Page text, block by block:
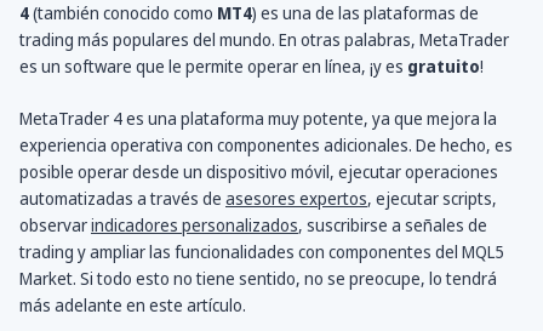
4(también conocido como MT4) es una de las plataformas de
trading más populares del mundo. En otras palabras, MetaTrader
es un software que le permite operar en línea, ¡y es gratuito!
MetaTrader 4 es una plataforma muy potente, ya que mejora la
experiencia operativa con componentes adicionales. De hecho, es
posible operar desde un dispositivo móvil, ejecutar operaciones
automatizadas a través de asesores expertos, ejecutar scripts,
observarindicadores personalizados, suscribirse a señales de
trading y ampliar las funcionalidades con componentes del MQL5
Market. Si todo esto no tiene sentido, no se preocupe, lo tendrá
más adelante en este artículo.